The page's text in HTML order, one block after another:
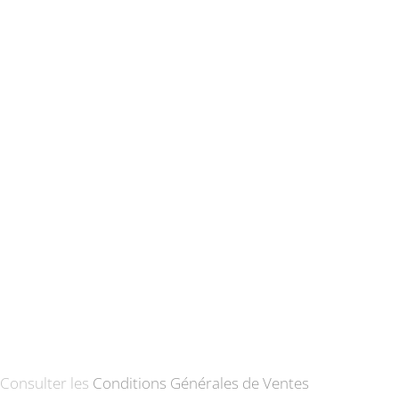
Consulter les Conditions Générales de Ventes